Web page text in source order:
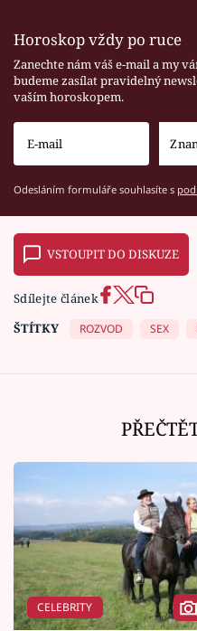
Horoskop vždy po ruce
Zanechte nám váš e-mail a my
budeme zasílat pravidelný
vaším horoskopem.
Odesláním formuláře souhlasíte s
VSTOUPIT DO DISKUZE
Sdílejte článek
ŠTÍTKY
ROZVOD SEX
CELEBRITY